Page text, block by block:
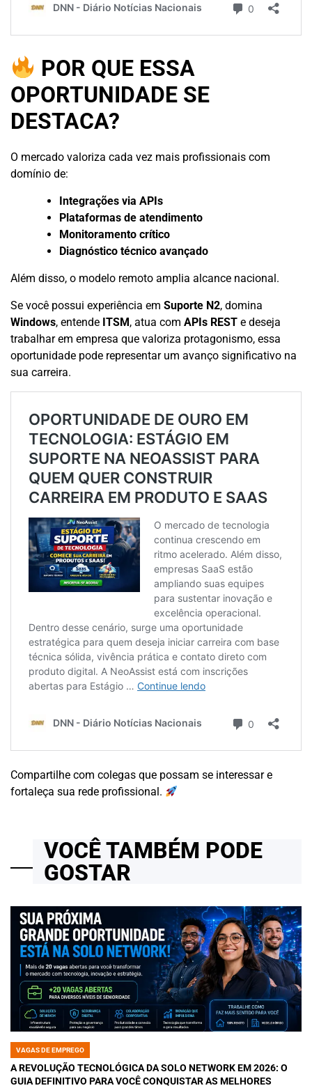
POR QUE ESSA
OPORTUNIDADE SE
DESTACA?
O mercado valoriza cada vez mais profissionais com
domínio de:
Integrações via APIs
Plataformas de atendimento
Monitoramento crítico
Diagnóstico técnico avançado
Além disso, o modelo remoto amplia alcance nacional.
Se você possui experiência em Suporte N2, domina
Windows, entende ITSM , atua com APIs REST e deseja
trabalhar em empresa que valoriza protagonismo, essa
oportunidade pode representar um avanço significativo na
sua carreira.
Compartilhe com colegas que possam se interessar e
fortaleça sua rede profissional.
VOCÊ TAMBÉM PODE
GOSTAR
POSTED
IN
VAGAS DE EMPREGO
A REVOLUÇÃO TECNOLÓGICA DA SOLO NETWORK EM 2026: O
GUIA DEFINITIVO PARA VOCÊ CONQUISTAR AS MELHORES